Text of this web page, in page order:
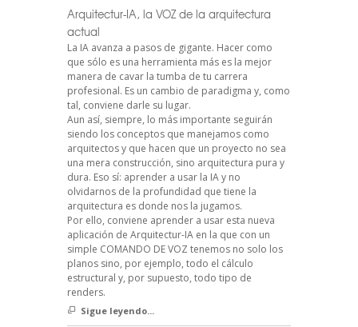
Arquitectur-IA, la VOZ de la arquitectura
actual
La IA avanza a pasos de gigante. Hacer como
que sólo es una herramienta más es la mejor
manera de cavar la tumba de tu carrera
profesional. Es un cambio de paradigma y, como
tal, conviene darle su lugar.
Aun así, siempre, lo más importante seguirán
siendo los conceptos que manejamos como
arquitectos y que hacen que un proyecto no sea
una mera construcción, sino arquitectura pura y
dura. Eso sí: aprender a usar la IA y no
olvidarnos de la profundidad que tiene la
arquitectura es donde nos la jugamos.
Por ello, conviene aprender a usar esta nueva
aplicación de Arquitectur-IA en la que con un
simple COMANDO DE VOZ tenemos no solo los
planos sino, por ejemplo, todo el cálculo
estructural y, por supuesto, todo tipo de
renders.
Sigue leyendo...